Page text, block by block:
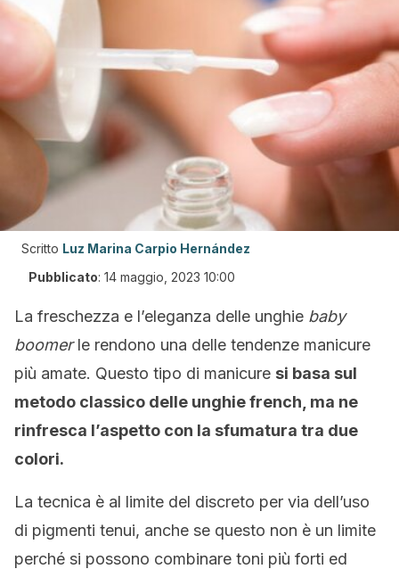
Scritto Luz Marina Carpio Hernández
Pubblicato: 14 maggio, 2023 10:00
La freschezza e l’eleganza delle unghie baby
boomerle rendono una delle tendenze manicure
più amate. Questo tipo di manicure si basa sul
metodo classico delle unghie french, ma ne
rinfresca l’aspetto con la sfumatura tra due
colori.
La tecnica è al limite del discreto per via dell’uso
di pigmenti tenui, anche se questo non è un limite
perché si possono combinare toni più forti ed